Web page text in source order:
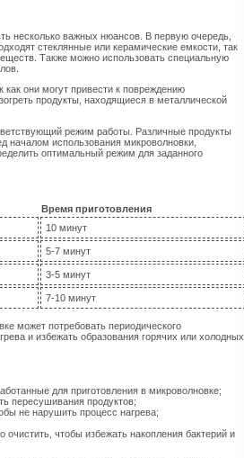
несколько важных нюансов. В первую очередь,
стеклянные или керамические емкости, так
Также можно использовать специальную
как они могут привести к повреждению
продукты, находящиеся в металлической
режим работы. Различные продукты
началом использования микроволновки,
оптимальный режим для заданного
Время приготовления
10 минут
5-7 минут
3-5 минут
7-10 минут
может потребовать периодического
и избежать образования горячих или холодных
для приготовления в микроволновке;
пересушивания продуктов;
не нарушить процесс нагрева;
чтобы избежать накопления бактерий и